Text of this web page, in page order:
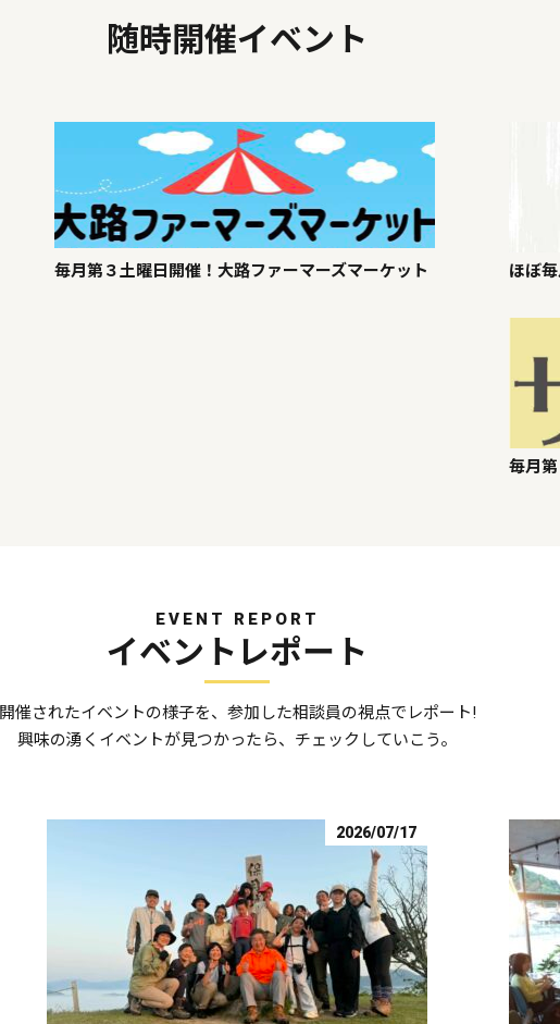
随時開催イベント
毎月第３土曜日開催！大路ファーマーズマーケット ほぼ
毎月
EVENT REPORT
イベントレポート
開催されたイベントの様子を、参加した相談員の視点でレポート!
興味の湧くイベントが見つかったら、チェックしていこう。
2026/07/17